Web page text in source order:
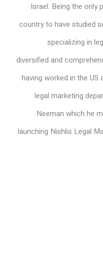
Israel. Being the only
country to have studied
specializing in
diversified and
having worked in the
legal marketing
Neeman which he
launching Nishlis Legal